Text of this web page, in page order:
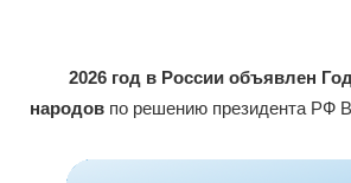
2026 год в России объявлен
народов по решению президента РФ